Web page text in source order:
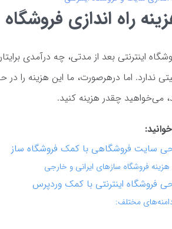
راه‌ اندازی
اینترنتی بعد از مدتی، چه درآمدی
ندارد. اما درهرصورت، ما این هزینه را
می‌خواهید چقدر هزینه کنید.
سایت فروشگاهی با کمک فروشگاه ساز
فروشگاه سازهای ایرانی و خارجی
فروشگاه اینترنتی با کمک وردپرس
مختلف: